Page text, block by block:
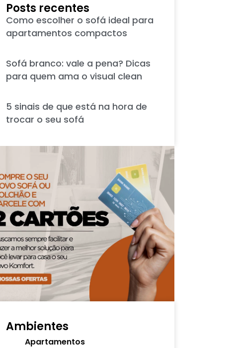
Posts recentes
Como escolher o sofá ideal para
apartamentos compactos
Sofá branco: vale a pena? Dicas
para quem ama o visual clean
5 sinais de que está na hora de
trocar o seu sofá
Ambientes
Apartamentos